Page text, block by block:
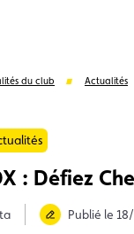
du club Actualités
: Défiez
Publié le